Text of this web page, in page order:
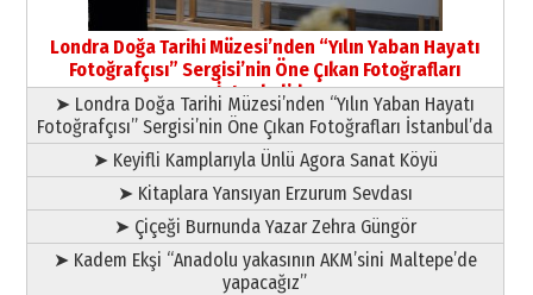
Londra Doğa Tarihi Müzesi’nden “Yılın Yaban Hayatı
Fotoğrafçısı” Sergisi’nin Öne Çıkan Fotoğrafları
İstanbul’da
➤ Londra Doğa Tarihi Müzesi’nden “Yılın Yaban Hayatı
Fotoğrafçısı” Sergisi’nin Öne Çıkan Fotoğrafları İstanbul’da
➤ Keyifli Kamplarıyla Ünlü Agora Sanat Köyü
➤ Kitaplara Yansıyan Erzurum Sevdası
➤ Çiçeği Burnunda Yazar Zehra Güngör
➤ Kadem Ekşi “Anadolu yakasının AKM’sini Maltepe’de
yapacağız”